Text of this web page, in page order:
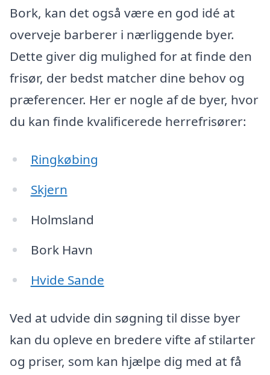
Bork, kan det også være en god idé at
overveje barberer i nærliggende byer.
Dette giver dig mulighed for at finde den
frisør, der bedst matcher dine behov og
præferencer. Her er nogle af de byer, hvor
du kan finde kvalificerede herrefrisører:
Ringkøbing
Skjern
Holmsland
Bork Havn
Hvide Sande
Ved at udvide din søgning til disse byer
kan du opleve en bredere vifte af stilarter
og priser, som kan hjælpe dig med at få